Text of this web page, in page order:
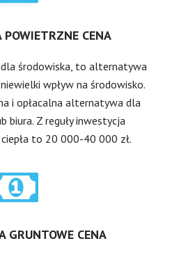
POWIETRZNE CENA
dla środowiska, to alternatywa
wpływ na środowisko.
i opłacalna alternatywa dla
biura. Z reguły inwestycja
to 20 000-40 000 zł.
GRUNTOWE CENA